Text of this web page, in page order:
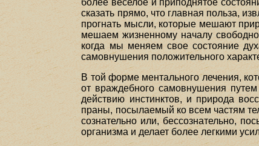
сказать прямо, что главная польза,
прогнать мысли, которые мешают
мешаем жизненному началу
когда мы меняем свое состояние
самовнушения положительного
В той форме ментального лечения,
от враждебного самовнушения
действию инстинктов, и природа
праны, посылаемый ко всем частям
сознательно или, бессознательно,
организма и делает более легкими